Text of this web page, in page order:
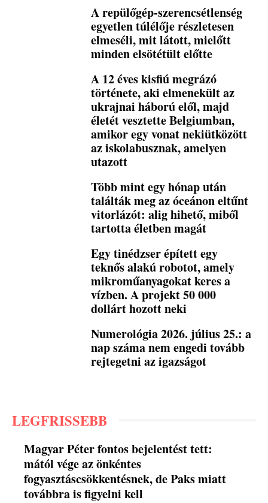
A repülőgép-szerencsétlenség
egyetlen túlélője részletesen
elmeséli, mit látott, mielőtt
minden elsötétült előtte
A 12 éves kisfiú megrázó
története, aki elmenekült az
ukrajnai háború elől, majd
életét vesztette Belgiumban,
amikor egy vonat nekiütközött
az iskolabusznak, amelyen
utazott
Több mint egy hónap után
találták meg az óceánon eltűnt
vitorlázót: alig hihető, miből
tartotta életben magát
Egy tinédzser épített egy
teknős alakú robotot, amely
mikroműanyagokat keres a
vízben. A projekt 50 000
dollárt hozott neki
Numerológia 2026. július 25.: a
nap száma nem engedi tovább
rejtegetni az igazságot
LEGFRISSEBB
Magyar Péter fontos bejelentést tett:
mától vége az önkéntes
fogyasztáscsökkentésnek, de Paks miatt
továbbra is figyelni kell